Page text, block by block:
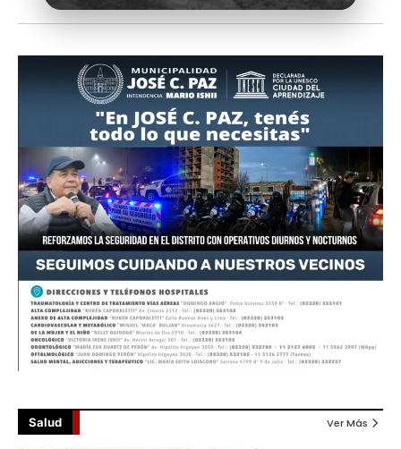
Salud Ver Más